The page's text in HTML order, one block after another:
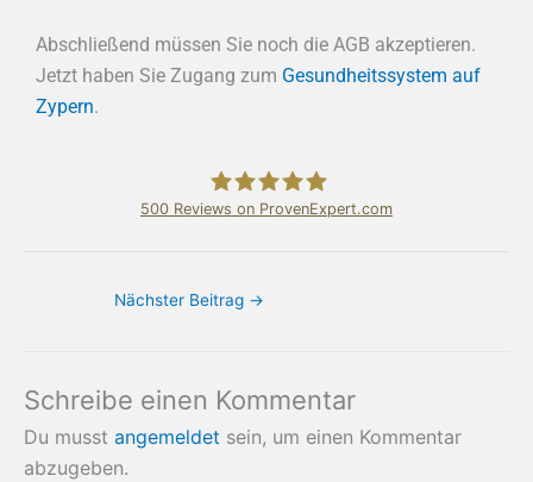
Abschließend müssen Sie noch die AGB akzeptieren.
Jetzt haben Sie Zugang zum Gesundheitssystem auf
Zypern.
500 Reviews on ProvenExpert.com
Nächster Beitrag →
Schreibe einen Kommentar
Du musst angemeldet sein, um einen Kommentar
abzugeben.